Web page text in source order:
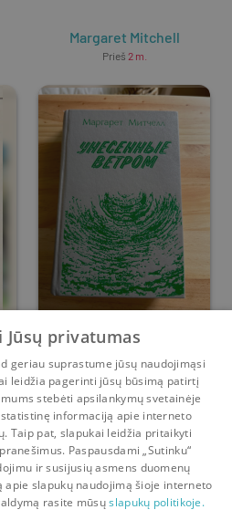
Margaret Mitchell
Prieš 2 m.
Vėjo nublokšti
Margaret Mitchell
Prieš2 m.
Pokalbiai Pranešimai Paskyra
Jūsų privatumas
geriau suprastume jūsų naudojimąsi
leidžia pagerinti jūsų būsimą patirtį
stebėti apsilankymų svetainėje
informaciją apie interneto
Taip pat, slapukai leidžia pritaikyti
Paspausdami „Sutinku“
ir susijusių asmens duomenų
slapukų naudojimą šioje interneto
rasite mūsųslapukų politikoje.